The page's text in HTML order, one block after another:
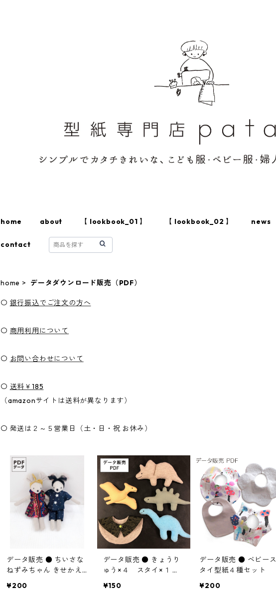
home about 【 lookbook_01 】 【 lookbook_02 】 news
contact
home データダウンロード販売（PDF）
〇 銀行振込でご注文の方へ
〇 商用利用について
〇 お問い合わせについて
〇 送料￥185
（amazonサイトは送料が異なります）
〇 発送は２～５営業日（土・日・祝 お休み）
データ販売 ● ちいさな
ねずみちゃん きせかえ
¥200
データ販売 ● きょうり
ゅう×４ スタイ×１ セ
¥150
データ販売 ● ベビース
タイ型紙４種セット
¥200